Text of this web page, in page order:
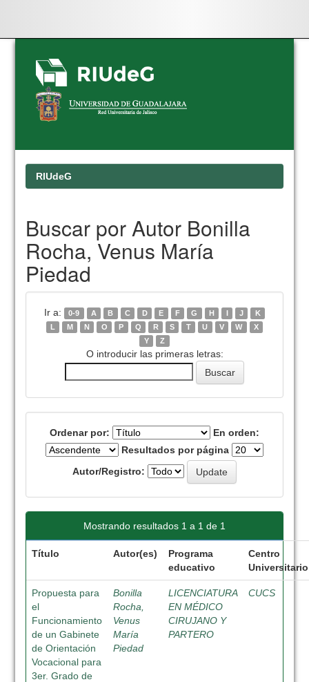
Skip
navigation
RIUdeG
Buscar por Autor Bonilla
Rocha, Venus María
Piedad
Ir a: 0-9 A B C D E F G H I J
K
L
M N O P Q R S T U V W
X
Y
Z
O introducir las primeras letras:
Ordenar por:
En orden:
Resultados por página
Autor/Registro:
Mostrando resultados 1 a 1 de 1
Título Autor(es)
Programa
educativo
Centro
Universitario
Propuesta para
el
Funcionamiento
de un Gabinete
de Orientación
Vocacional para
3er. Grado de
Bonilla
Rocha,
Venus
María
Piedad
LICENCIATURA
EN MÉDICO
CIRUJANO Y
PARTERO
CUCS